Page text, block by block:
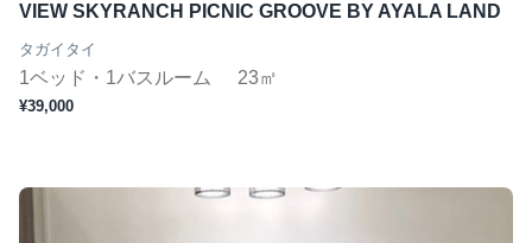
VIEW SKYRANCH PICNIC GROOVE BY AYALA LAND
タガイタイ
1ベッド・1バスルーム 23㎡
¥39,000